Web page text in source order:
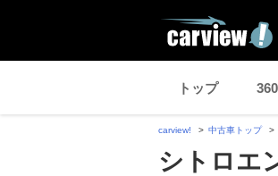
トップ
carview! 中古車トップ
シトロエ